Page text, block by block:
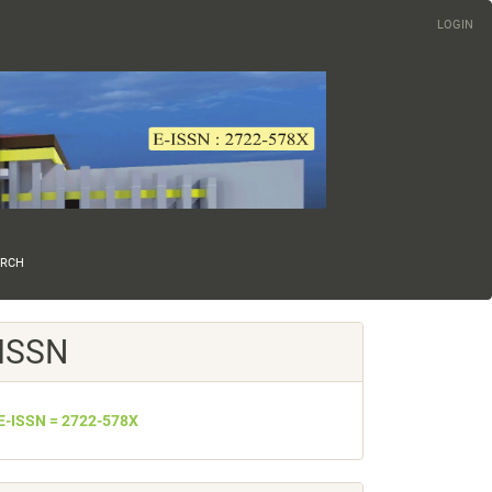
LOGIN
ISSN
ISSN = 2722-578X